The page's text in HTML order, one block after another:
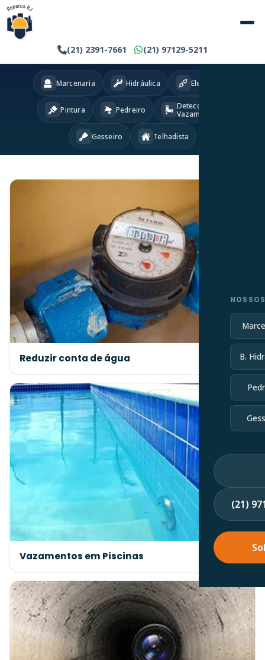
(21) 2391-7661 (21) 97129-5211
B.
(21)
Marcenaria Hidráulica Eletricista
Pintura Pedreiro
Detecção
Vazamentos
Gesseiro Telhadista
Reduzir conta de água
Vazamentos em Piscinas